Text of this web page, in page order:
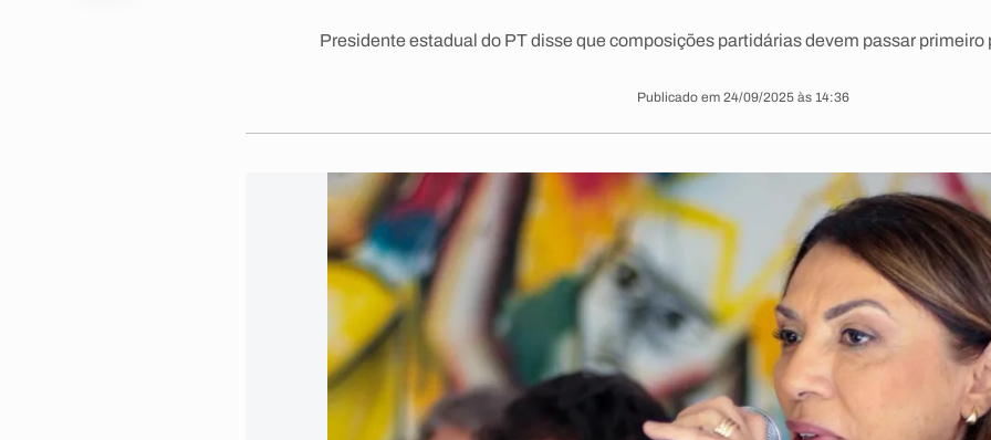
Presidente estadual do PT disse que composições partidárias devem passar primeiro
Publicado em 24/09/2025 às 14:36